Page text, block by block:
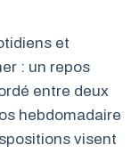
et
: un repos
entre deux
hebdomadaire
visent